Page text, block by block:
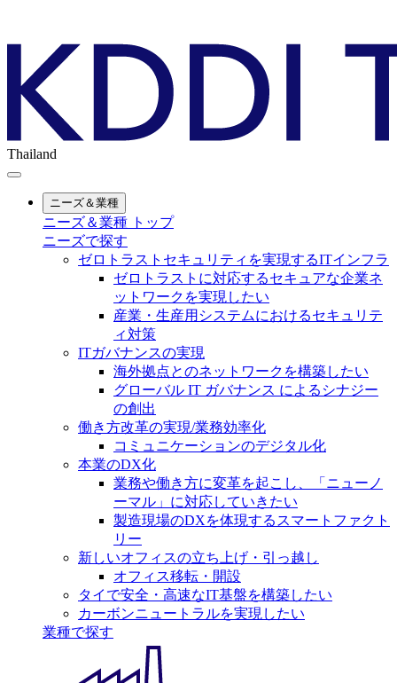
Thailand
ニーズ＆業種
ニーズ＆業種 トップ
ニーズで探す
ゼロトラストセキュリティを実現するITインフラ
ゼロトラストに対応するセキュアな企業ネ
ットワークを実現したい
産業・生産用システムにおけるセキュリテ
ィ対策
ITガバナンスの実現
海外拠点とのネットワークを構築したい
グローバル IT ガバナンス によるシナジー
の創出
働き方改革の実現/業務効率化
コミュニケーションのデジタル化
本業のDX化
業務や働き方に変革を起こし、「ニューノ
ーマル」に対応していきたい
製造現場のDXを体現するスマートファクト
リー
新しいオフィスの立ち上げ・引っ越し
オフィス移転・開設
タイで安全・高速なIT基盤を構築したい
カーボンニュートラルを実現したい
業種で探す